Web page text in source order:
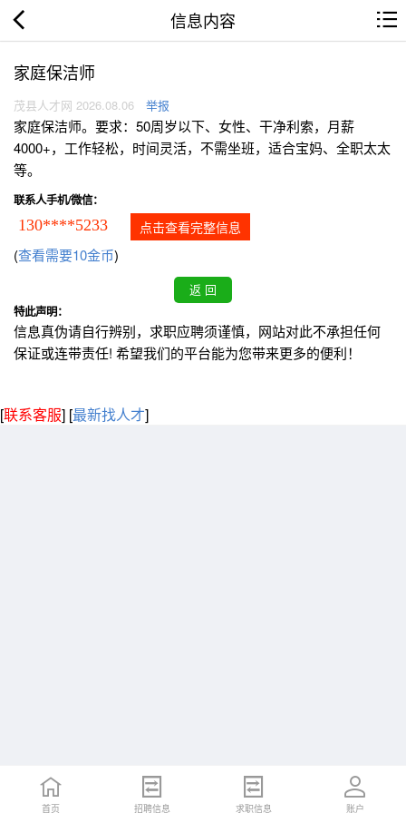
信息内容
家庭保洁师
茂县人才网 2026.08.06 举报
家庭保洁师。要求：50周岁以下、女性、干净利索，月薪
4000+，工作轻松，时间灵活，不需坐班，适合宝妈、全职太太
等。
联系人手机/微信：
130****5233 点击查看完整信息
(查看需要10金币)
特此声明：
信息真伪请自行辨别，求职应聘须谨慎，网站对此不承担任何
保证或连带责任! 希望我们的平台能为您带来更多的便利！
[联系客服] [最新找人才]
首页 招聘信息 求职信息 账户